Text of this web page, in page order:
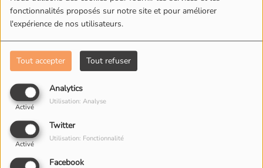
fonctionnalités proposés sur notre site et pour améliorer
l'expérience de nos utilisateurs.
Tout accepter Tout refuser
Analytics
Activé
Utilisation: Analyse
Twitter
Activé
Utilisation: Fonctionnalité
Facebook